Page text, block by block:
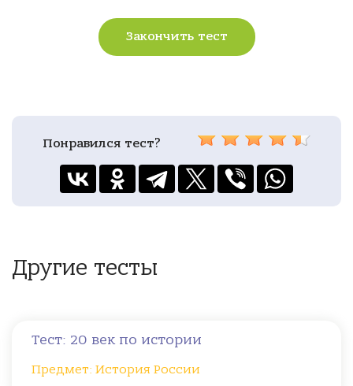
Закончить тест
Понравился тест?
Другие тесты
Тест: 20 век по истории
Предмет: История России